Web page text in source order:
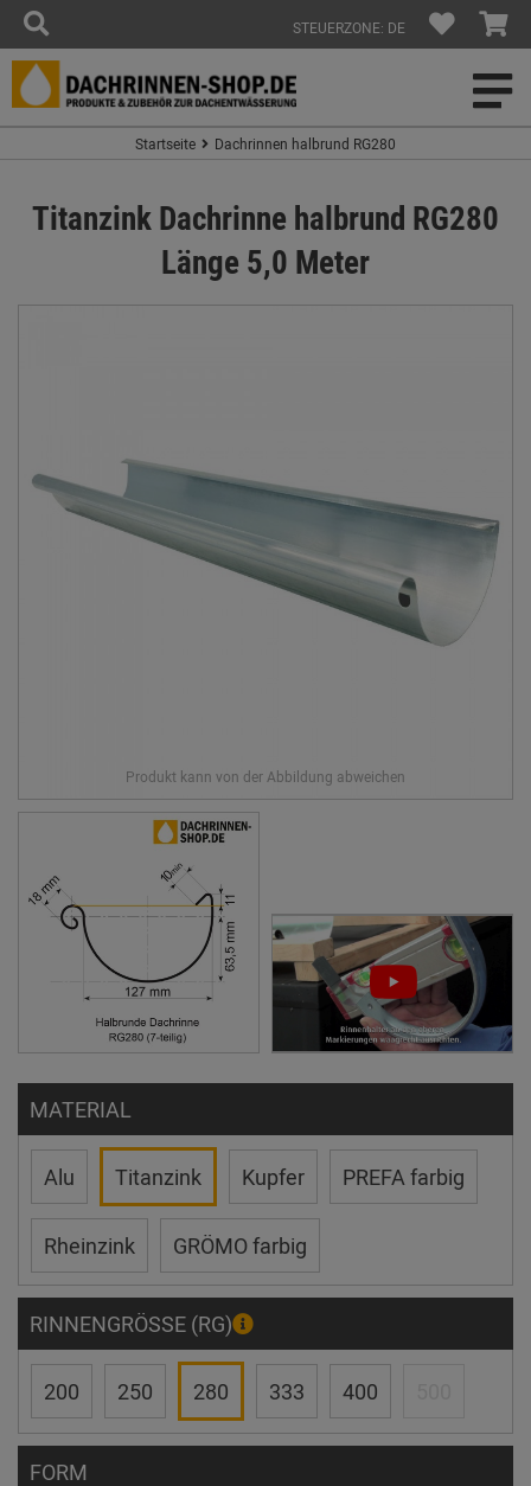
STEUERZONE: DE
Startseite Dachrinnen halbrund RG280
Titanzink Dachrinne halbrund RG280
Länge 5,0 Meter
MATERIAL
Alu Titanzink Kupfer PREFA farbig
Rheinzink GRÖMO farbig
RINNENGRÖSSE (RG)
200 250 280 333 400
FORM